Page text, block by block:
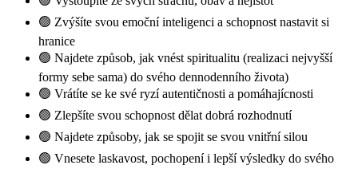
🟢 Zvýšíte svou emoční inteligenci a schopnost nastavit si
hranice
🟢 Najdete způsob, jak vnést spiritualitu (realizaci nejvyšší
formy sebe sama) do svého dennodenního života)
🟢 Vrátíte se ke své ryzí autentičnosti a pomáhajícnosti
🟢 Zlepšíte svou schopnost dělat dobrá rozhodnutí
🟢 Najdete způsoby, jak se spojit se svou vnitřní silou
🟢 Vnesete laskavost, pochopení i lepší výsledky do svého